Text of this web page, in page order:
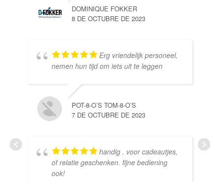
DOMINIQUE FOKKER
8 DE OCTUBRE DE 2023
Erg vriendelijk personeel,
nemen hun tijd om iets uit te leggen
POT-8-O’S TOM-8-O’S
7 DE OCTUBRE DE 2023
handig . voor cadeautjes,
of relatie geschenken. fijne bediening
ook!